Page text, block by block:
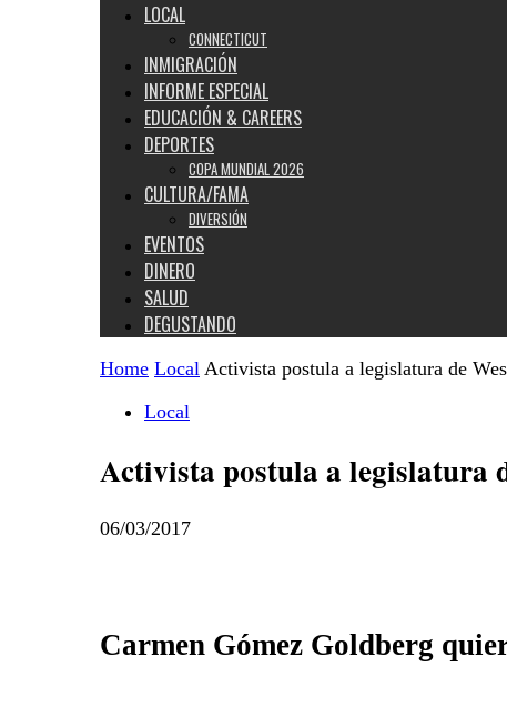
LOCAL
CONNECTICUT
INMIGRACIÓN
INFORME ESPECIAL
EDUCACIÓN & CAREERS
DEPORTES
COPA MUNDIAL 2026
CULTURA/FAMA
DIVERSIÓN
EVENTOS
DINERO
SALUD
DEGUSTANDO
Home Local Activista postula a legislatura de
Local
Activista postula a legislatura
06/03/2017
Carmen Gómez Goldberg